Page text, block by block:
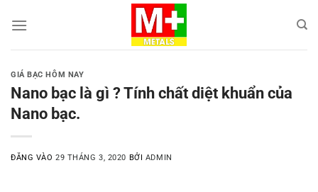
qua
GIÁ BẠC HÔM NAY
Nano bạc là gì ? Tính chất diệt khuẩn của
Nano bạc.
ĐĂNG VÀO29 THÁNG 3, 2020 BỞI ADMIN